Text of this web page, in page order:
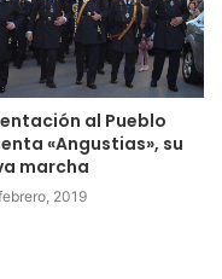
al Pueblo
«Angustias», su
marcha
2019